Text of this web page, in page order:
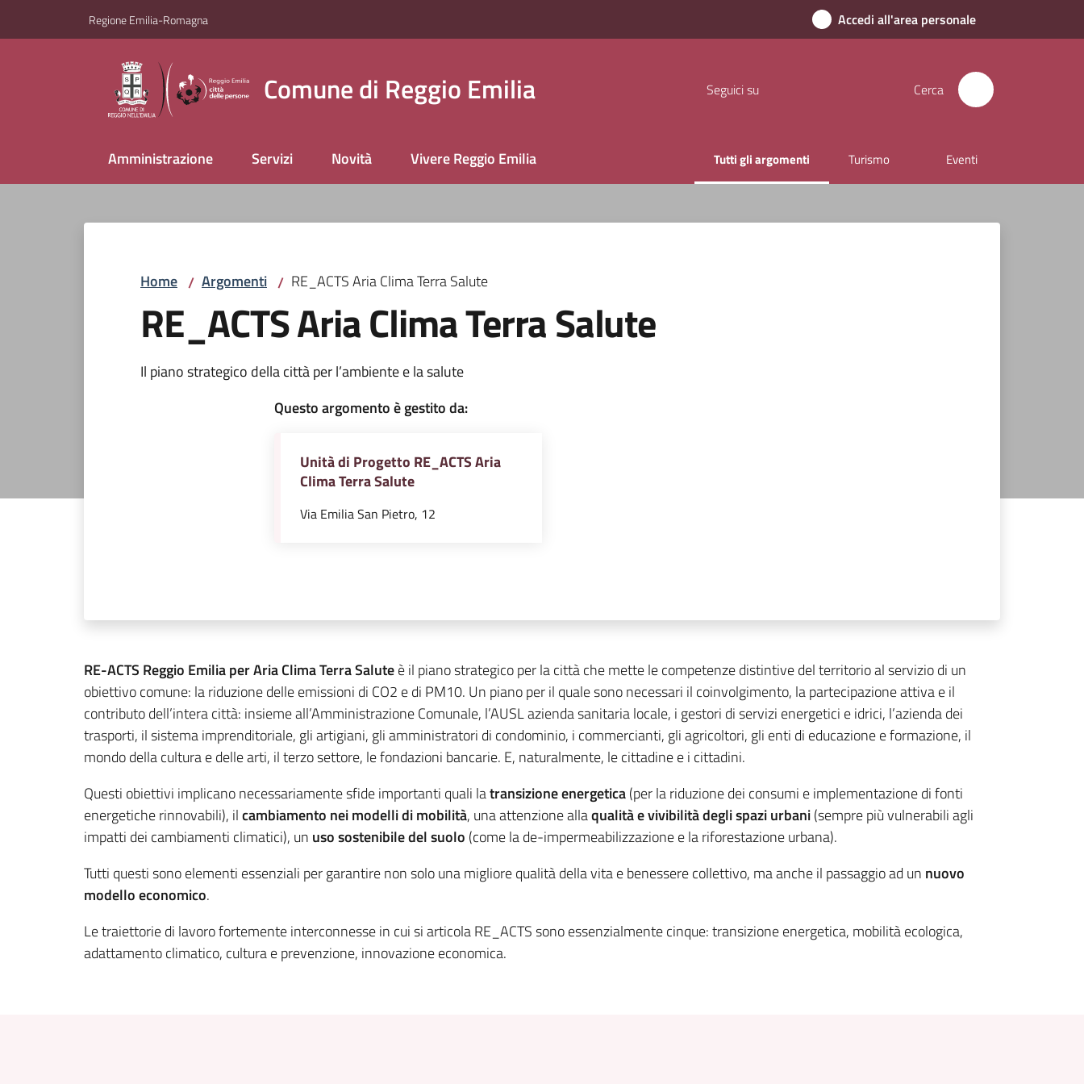
Regione Emilia-Romagna Accedi all'area personale
Comune di Reggio Emilia Seguici su Cerca
Amministrazione Servizi Novità Vivere Reggio Emilia Tutti gli argomenti
Menu selezionato Turismo Eventi
Home / Argomenti / RE_ACTS Aria Clima Terra Salute
RE_ACTS Aria Clima Terra Salute
Il piano strategico della città per l’ambiente e la salute
Questo argomento è gestito da:
Unità di Progetto RE_ACTS Aria
Clima Terra Salute
Via Emilia San Pietro, 12
RE-ACTS Reggio Emilia per Aria Clima Terra Saluteè il piano strategico per la città che mette le competenze distintive del territorio al servizio di un
obiettivo comune: la riduzione delle emissioni di CO2 e di PM10. Un piano per il quale sono necessari il coinvolgimento, la partecipazione attiva e il
contributo dell’intera città: insieme all’Amministrazione Comunale, l’AUSL azienda sanitaria locale, i gestori di servizi energetici e idrici, l’azienda dei
trasporti, il sistema imprenditoriale, gli artigiani, gli amministratori di condominio, i commercianti, gli agricoltori, gli enti di educazione e formazione, il
mondo della cultura e delle arti, il terzo settore, le fondazioni bancarie. E, naturalmente, le cittadine e i cittadini.
Questi obiettivi implicano necessariamente sfide importanti quali latransizione energetica(per la riduzione dei consumi e implementazione di fonti
energetiche rinnovabili), ilcambiamento nei modelli di mobilità, una attenzione allaqualità e vivibilità degli spazi urbani(sempre più vulnerabili agli
impatti dei cambiamenti climatici), un uso sostenibile del suolo (come la de-impermeabilizzazione e la riforestazione urbana).
Tutti questi sono elementi essenziali per garantire non solo una migliore qualità della vita e benessere collettivo, ma anche il passaggio ad un nuovo
modello economico.
Le traiettorie di lavoro fortemente interconnesse in cui si articola RE_ACTS sono essenzialmente cinque: transizione energetica, mobilità ecologica,
adattamento climatico, cultura e prevenzione, innovazione economica.